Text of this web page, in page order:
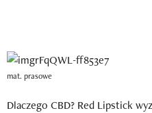
mat. prasowe
Dlaczego CBD? Red Lipstick